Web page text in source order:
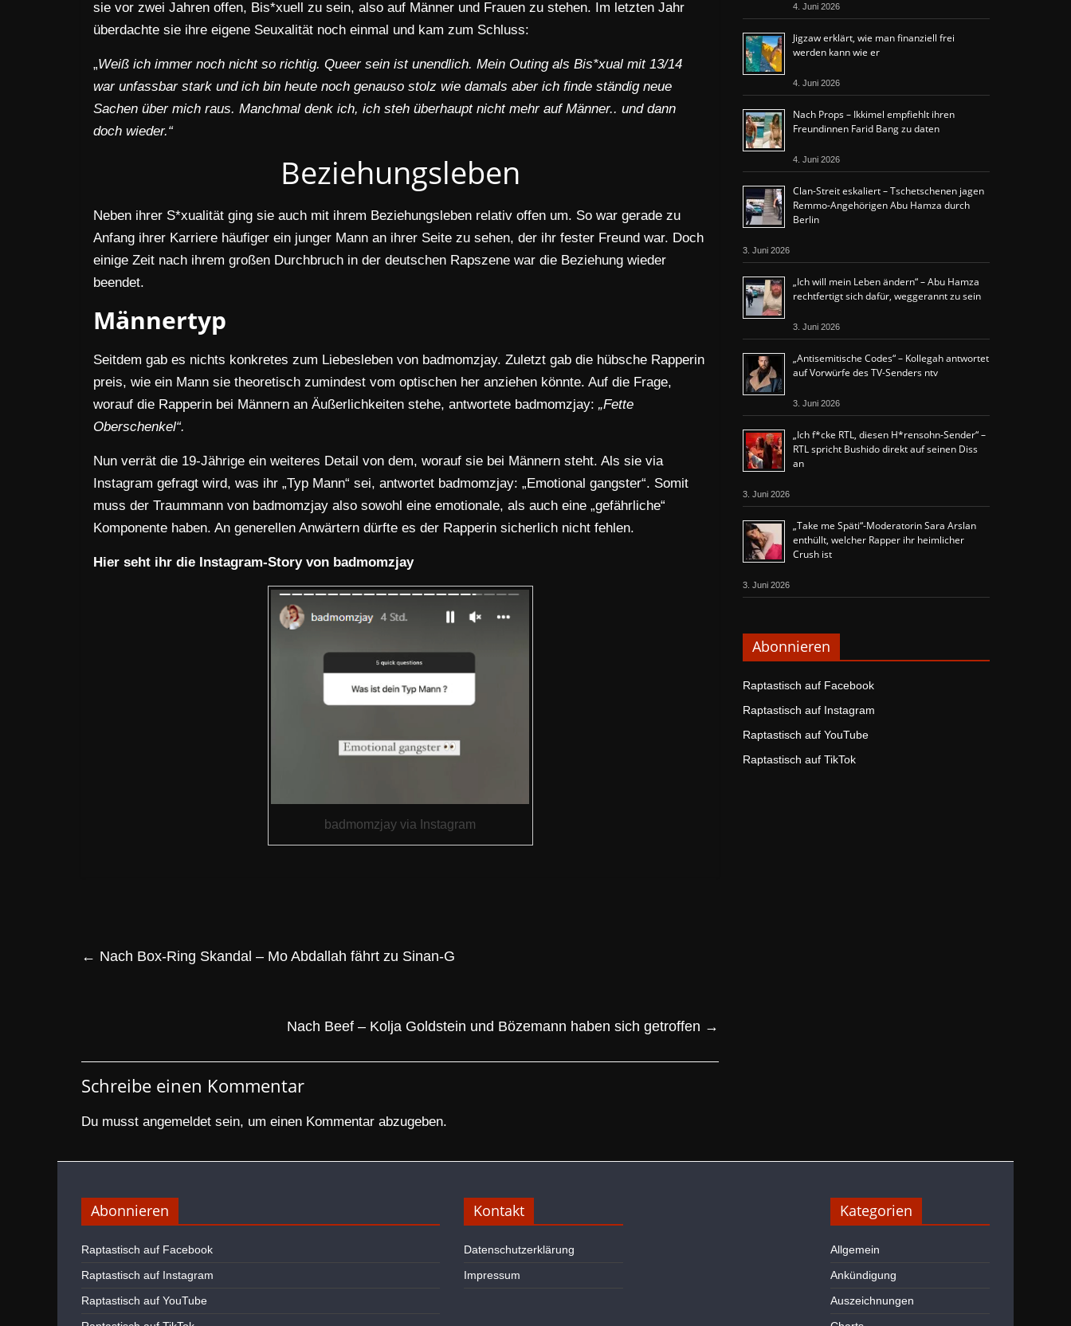
sie vor zwei Jahren offen, Bis*xuell zu sein, also auf Männer und Frauen zu stehen. Im letzten Jahr
überdachte sie ihre eigene Seuxalität noch einmal und kam zum Schluss:
„Weiß ich immer noch nicht so richtig. Queer sein ist unendlich. Mein Outing als Bis*xual mit 13/14
war unfassbar stark und ich bin heute noch genauso stolz wie damals aber ich finde ständig neue
Sachen über mich raus. Manchmal denk ich, ich steh überhaupt nicht mehr auf Männer.. und dann
doch wieder.“
Beziehungsleben
Neben ihrer S*xualität ging sie auch mit ihrem Beziehungsleben relativ offen um. So war gerade zu
Anfang ihrer Karriere häufiger ein junger Mann an ihrer Seite zu sehen, der ihr fester Freund war. Doch
einige Zeit nach ihrem großen Durchbruch in der deutschen Rapszene war die Beziehung wieder
beendet.
Männertyp
Seitdem gab es nichts konkretes zum Liebesleben von badmomzjay. Zuletzt gab die hübsche Rapperin
preis, wie ein Mann sie theoretisch zumindest vom optischen her anziehen könnte. Auf die Frage,
worauf die Rapperin bei Männern an Äußerlichkeiten stehe, antwortete badmomzjay: „Fette
Oberschenkel“.
Nun verrät die 19-Jährige ein weiteres Detail von dem, worauf sie bei Männern steht. Als sie via
Instagram gefragt wird, was ihr „Typ Mann“ sei, antwortet badmomzjay: „Emotional gangster“. Somit
muss der Traummann von badmomzjay also sowohl eine emotionale, als auch eine „gefährliche“
Komponente haben. An generellen Anwärtern dürfte es der Rapperin sicherlich nicht fehlen.
Hier seht ihr die Instagram-Story von badmomzjay
badmomzjay via Instagram
← Nach Box-Ring Skandal – Mo Abdallah fährt zu Sinan-G
Nach Beef – Kolja Goldstein und Bözemann haben sich getroffen →
Schreibe einen Kommentar
Du musst angemeldet sein, um einen Kommentar abzugeben.
4. Juni 2026
Jigzaw erklärt, wie man finanziell frei
werden kann wie er
4. Juni 2026
Nach Props – Ikkimel empfiehlt ihren
Freundinnen Farid Bang zu daten
4. Juni 2026
Clan-Streit eskaliert – Tschetschenen jagen
Remmo-Angehörigen Abu Hamza durch
Berlin
3. Juni 2026
„Ich will mein Leben ändern“ – Abu Hamza
rechtfertigt sich dafür, weggerannt zu sein
3. Juni 2026
„Antisemitische Codes“ – Kollegah antwortet
auf Vorwürfe des TV-Senders ntv
3. Juni 2026
„Ich f*cke RTL, diesen H*rensohn-Sender“ –
RTL spricht Bushido direkt auf seinen Diss
an
3. Juni 2026
„Take me Späti“-Moderatorin Sara Arslan
enthüllt, welcher Rapper ihr heimlicher
Crush ist
3. Juni 2026
Abonnieren
Raptastisch auf Facebook
Raptastisch auf Instagram
Raptastisch auf YouTube
Raptastisch auf TikTok
Abonnieren
Raptastisch auf Facebook
Raptastisch auf Instagram
Raptastisch auf YouTube
Kontakt
Datenschutzerklärung
Impressum
Kategorien
Allgemein
Ankündigung
Auszeichnungen